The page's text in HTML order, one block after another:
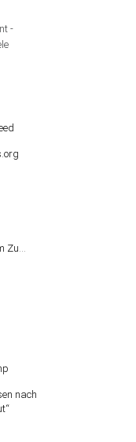
-
Die Lust am Zufall
nach